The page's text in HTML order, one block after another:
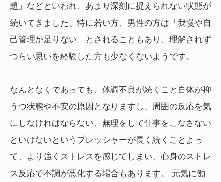
題」などといわれ、あまり深刻に捉えられない状態が
続いてきました。特に若い方、男性の方は「我慢や自
己管理が足りない」とされることもあり、理解されず
つらい思いを経験した方も少なくないようです。
なんとなくであっても、体調不良が続くこと自体が抑
うつ状態や不安の原因となりますし、周囲の反応を気
にしなければならない、無理をして仕事をこなさない
といけないというプレッシャーが長く続くことよっ
て、より強くストレスを感じてしまい、心身のストレ
ス反応で不調が悪化する場合もあります。 元気に働